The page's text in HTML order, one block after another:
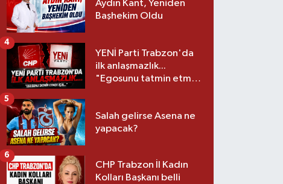
Aydın Kant, Yeniden
Başhekim Oldu
YENİ Parti Trabzon'da
ilk anlaşmazlık...
"Egosunu tatmin etmek
4
Salah gelirse Asena ne
yapacak?
5
CHP Trabzon İl Kadın
Kolları Başkanı belli
6